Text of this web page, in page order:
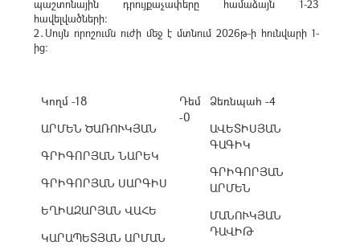
պաշտոնային դրույքաչափերը համաձայն 1-23
հավելվածների:
2․Սույն որոշումն ուժի մեջ է մտնում 2026թ-ի հունվարի 1-
ից։
Կողմ -18
ԱՐՄԵՆ ԾԱՌՈՒԿՅԱՆ
ԳՐԻԳՈՐՅԱՆ ՆԱՐԵԿ
ԳՐԻԳՈՐՅԱՆ ՍԱՐԳԻՍ
ԵՂԻԱԶԱՐՅԱՆ ՎԱՀԵ
ԿԱՐԱՊԵՏՅԱՆ ԱՐՄԱՆ
Դեմ
-0
Ձեռնպահ -4
ԱՎԵՏԻՍՅԱՆ
ԳԱԳԻԿ
ԳՐԻԳՈՐՅԱՆ
ԱՐՄԵՆ
ՄԱՆՈՒԿՅԱՆ
ԴԱՎԻԹ